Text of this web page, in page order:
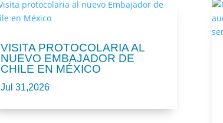
VISITA PROTOCOLARIA AL
NUEVO EMBAJADOR DE
CHILE EN MÉXICO
Jul 31,2026